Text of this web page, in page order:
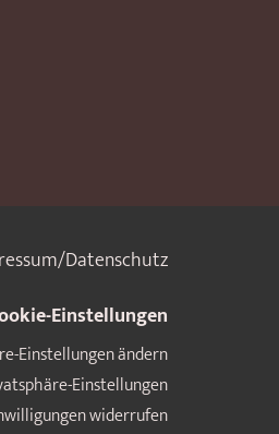
Datenschutz
Einstellungen
Einstellungen ändern
Einstellungen
widerrufen